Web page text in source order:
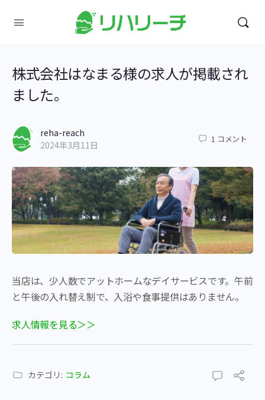
株式会社はなまる様の求人が掲載され
ました。
reha-reach
2024年3月11日
1 コメント
当店は、少人数でアットホームなデイサービスです。午前
と午後の入れ替え制で、入浴や食事提供はありません。
求人情報を見る＞＞
カテゴリ: コラム